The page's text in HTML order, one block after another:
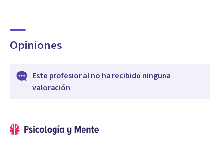
Opiniones
Este profesional no ha recibido ninguna
valoración